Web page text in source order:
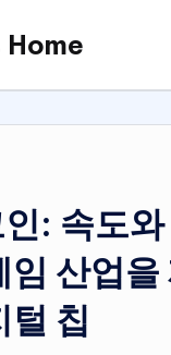
Home
: 속도
임 산업을
털 칩